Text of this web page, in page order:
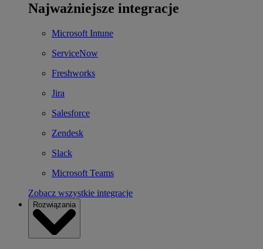
Najważniejsze integracje
Microsoft Intune
ServiceNow
Freshworks
Jira
Salesforce
Zendesk
Slack
Microsoft Teams
Zobacz wszystkie integracje
Rozwiązania